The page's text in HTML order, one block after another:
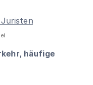
häufige